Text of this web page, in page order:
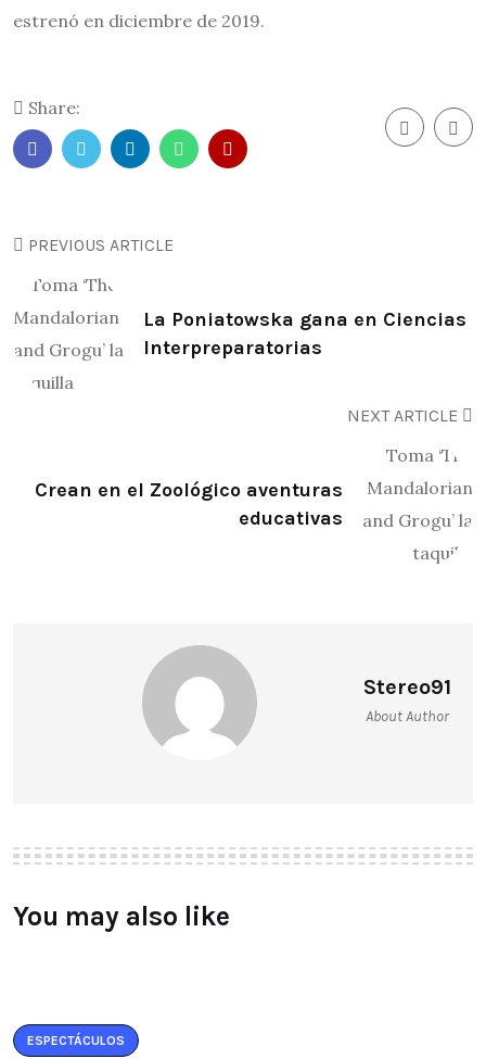
estrenó en diciembre de 2019.
Share:
PREVIOUS ARTICLE
La Poniatowska gana en Ciencias
Interpreparatorias
NEXT ARTICLE
Crean en el Zoológico aventuras
educativas
Stereo91
About Author
You may also like
ESPECTÁCULOS